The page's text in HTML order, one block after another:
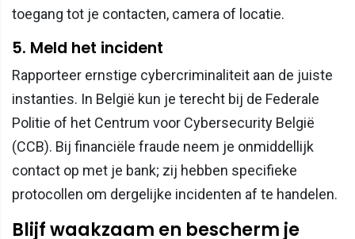
toegang tot je contacten, camera of locatie.
5. Meld het incident
Rapporteer ernstige cybercriminaliteit aan de juiste
instanties. In België kun je terecht bij de Federale
Politie of het Centrum voor Cybersecurity België
(CCB). Bij financiële fraude neem je onmiddellijk
contact op met je bank; zij hebben specifieke
protocollen om dergelijke incidenten af te handelen.
Blijf waakzaam en bescherm je